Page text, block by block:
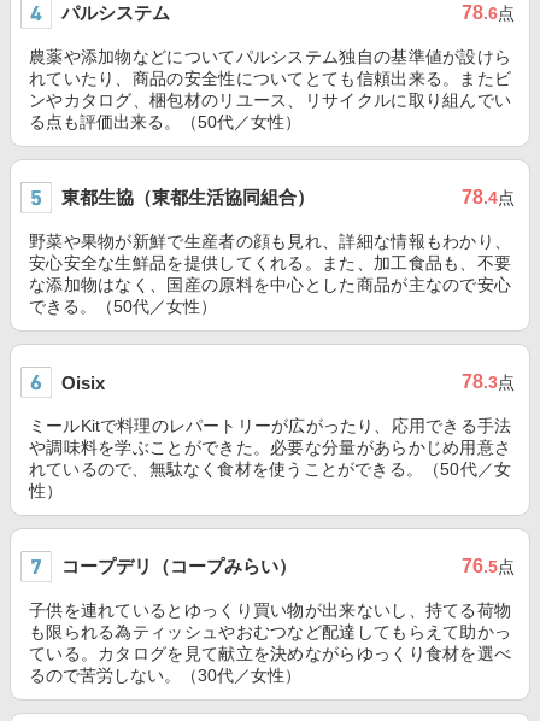
パルシステム 78.6点
農薬や添加物などについてパルシステム独自の基準値が設けら
れていたり、商品の安全性についてとても信頼出来る。またビ
ンやカタログ、梱包材のリユース、リサイクルに取り組んでい
る点も評価出来る。（50代／女性）
東都生協（東都生活協同組合） 78.4点
野菜や果物が新鮮で生産者の顔も見れ、詳細な情報もわかり、
安心安全な生鮮品を提供してくれる。また、加工食品も、不要
な添加物はなく、国産の原料を中心とした商品が主なので安心
できる。（50代／女性）
Oisix 78.3点
ミールKitで料理のレパートリーが広がったり、応用できる手法
や調味料を学ぶことができた。必要な分量があらかじめ用意さ
れているので、無駄なく食材を使うことができる。（50代／女
性）
コープデリ（コープみらい） 76.5点
子供を連れているとゆっくり買い物が出来ないし、持てる荷物
も限られる為ティッシュやおむつなど配達してもらえて助かっ
ている。カタログを見て献立を決めながらゆっくり食材を選べ
るので苦労しない。（30代／女性）